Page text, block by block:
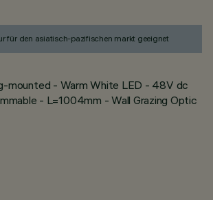
für den asiatisch-pazifischen markt geeignet
mounted - Warm White LED - 48V dc
- L=1004mm - Wall Grazing Optic